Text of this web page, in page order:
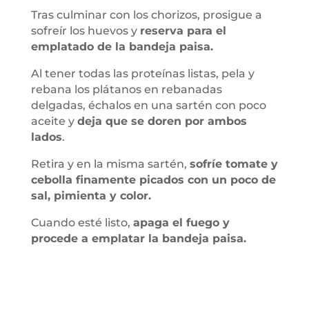
Tras culminar con los chorizos, prosigue a
sofreír los huevos y reserva para el
emplatado de la bandeja paisa.
Al tener todas las proteínas listas, pela y
rebana los plátanos en rebanadas
delgadas, échalos en una sartén con poco
aceite y deja que se doren por ambos
lados.
Retira y en la misma sartén, sofríe tomate y
cebolla finamente picados con un poco de
sal, pimienta y color.
Cuando esté listo, apaga el fuego y
procede a emplatar la bandeja paisa.